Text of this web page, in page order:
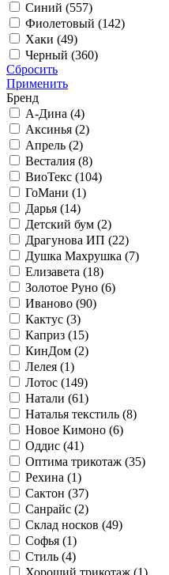
Синий (557)
Фиолетовый (142)
Хаки (49)
Черный (360)
Сбросить
Применить
Бренд
А-Дина (4)
Аксинья (2)
Апрель (2)
Весталия (8)
ВиоТекс (104)
ГоМани (1)
Дарья (14)
Детский бум (2)
Драгунова ИП (22)
Душка Махрушка (7)
Елизавета (18)
Золотое Руно (6)
Иваново (90)
Кактус (3)
Каприз (15)
КинДом (2)
Лелея (1)
Лотос (149)
Натали (61)
Наталья текстиль (8)
Новое Кимоно (6)
Оддис (41)
Оптима трикотаж (35)
Рехина (1)
Сактон (37)
Санрайс (2)
Склад носков (49)
Софья (1)
Стиль (4)